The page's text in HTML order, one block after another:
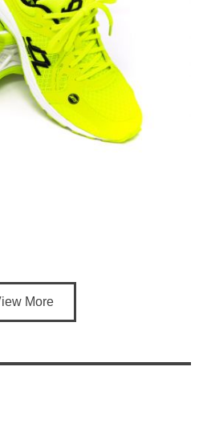
More